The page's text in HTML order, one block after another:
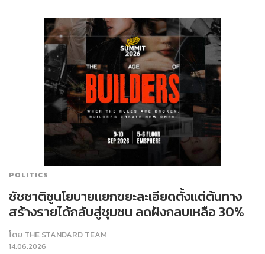
POLITICS
ชัชชาติชูนโยบายแยกขยะละเอียดตั้งแต่ต้นทาง
สร้างรายได้กลับสู่ชุมชน ลดฝังกลบเหลือ 30%
โดย THE STANDARD TEAM
14.06.2026